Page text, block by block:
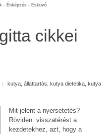
- Énképzés - Esküvő
cikkei
| kutya állattartás kutya dietetika kutya
Mit jelent a nyersetetés?
Röviden: visszatérést a
kezdetekhez, azt, hogy a